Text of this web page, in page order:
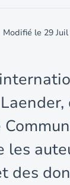
Modifié le 29
les
des